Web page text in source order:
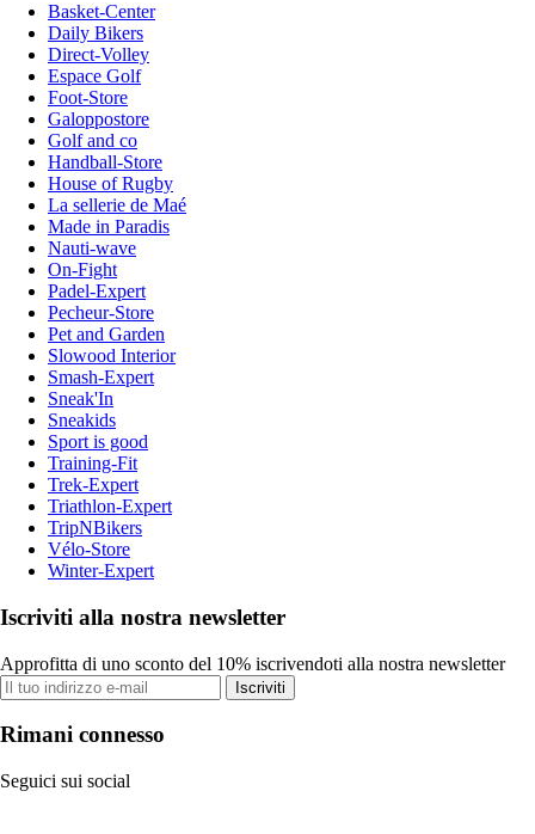
Basket-Center
Daily Bikers
Direct-Volley
Espace Golf
Foot-Store
Galoppostore
Golf and co
Handball-Store
House of Rugby
La sellerie de Maé
Made in Paradis
Nauti-wave
On-Fight
Padel-Expert
Pecheur-Store
Pet and Garden
Slowood Interior
Smash-Expert
Sneak'In
Sneakids
Sport is good
Training-Fit
Trek-Expert
Triathlon-Expert
TripNBikers
Vélo-Store
Winter-Expert
Iscriviti alla nostra newsletter
Approfitta di uno sconto del 10% iscrivendoti alla nostra newsletter
Iscriviti
Rimani connesso
Seguici sui social